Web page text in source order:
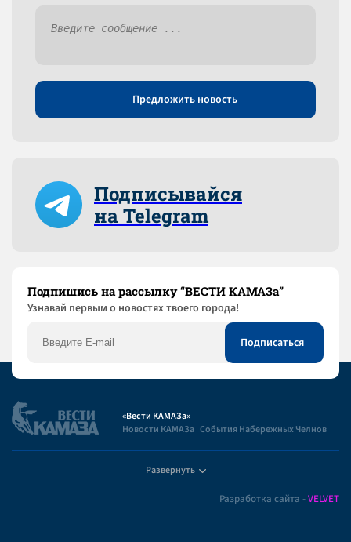
Предложить новость
Подписывайся
на Telegram
Подпишись на рассылку “ВЕСТИ КАМАЗа”
Узнaвай первым о новостях твоего города!
«Вести КАМАЗа»
Новости КАМАЗа | События Набережных Челнов
Развернуть
Разработка сайта -VELVET